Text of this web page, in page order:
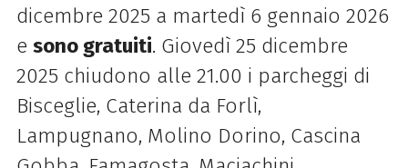
dicembre 2025 a martedì 6 gennaio 2026
e sono gratuiti. Giovedì 25 dicembre
2025 chiudono alle 21.00 i parcheggi di
Bisceglie, Caterina da Forlì,
Lampugnano, Molino Dorino, Cascina